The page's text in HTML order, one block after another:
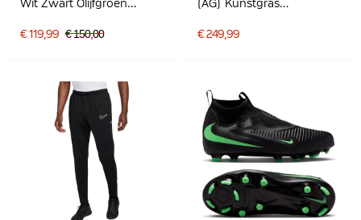
Wit Zwart Olijfgroen
€ 119,99 € 150,00
(AG) Kunstgras
Felrood Goud
€ 249,99